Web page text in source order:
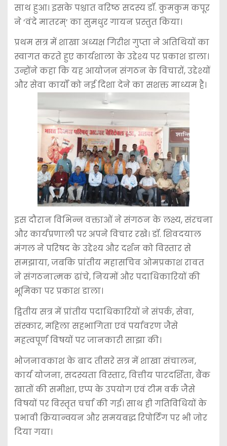
साथ हुआ। इसके पश्चात वरिष्ठ सदस्य डॉ. कुमकुम कपूर
ने ‘वंदे मातरम्’ का सुमधुर गायन प्रस्तुत किया।
प्रथम सत्र में शाखा अध्यक्ष गिरीश गुप्ता ने अतिथियों का
स्वागत करते हुए कार्यशाला के उद्देश्य पर प्रकाश डाला।
उन्होंने कहा कि यह आयोजन संगठन के विचारों, उद्देश्यों
और सेवा कार्यों को नई दिशा देने का सशक्त माध्यम है।
इस दौरान विभिन्न वक्ताओं ने संगठन के लक्ष्य, संरचना
और कार्यप्रणाली पर अपने विचार रखे। डॉ. शिवदयाल
मंगल ने परिषद के उद्देश्य और दर्शन को विस्तार से
समझाया, जबकि प्रांतीय महासचिव ओमप्रकाश रावत
ने संगठनात्मक ढांचे, नियमों और पदाधिकारियों की
भूमिका पर प्रकाश डाला।
द्वितीय सत्र में प्रांतीय पदाधिकारियों ने संपर्क, सेवा,
संस्कार, महिला सहभागिता एवं पर्यावरण जैसे
महत्वपूर्ण विषयों पर जानकारी साझा की।
भोजनावकाश के बाद तीसरे सत्र में शाखा संचालन,
कार्य योजना, सदस्यता विस्तार, वित्तीय पारदर्शिता, बैंक
खातों की समीक्षा, एप्प के उपयोग एवं टीम वर्क जैसे
विषयों पर विस्तृत चर्चा की गई। साथ ही गतिविधियों के
प्रभावी क्रियान्वयन और समयबद्ध रिपोर्टिंग पर भी जोर
दिया गया।